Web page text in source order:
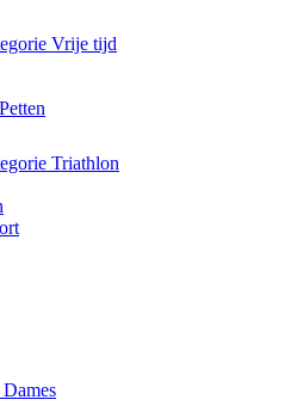
Vrije tijd
Triathlon